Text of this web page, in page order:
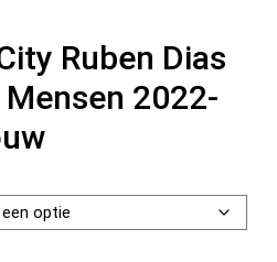
Ruben Dias
2022-